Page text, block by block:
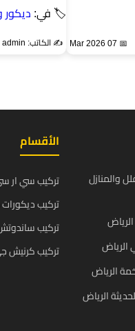
📅 07 Mar 2026
🏷 في:
✍️ الكاتب: admin
والمنازل
الرياض
الرياض
الأقسام
تركيب سي ار
تركيب
تركيب
تركيب كرنيش